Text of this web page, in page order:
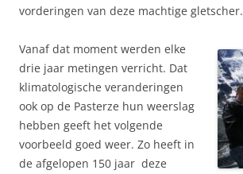
vorderingen van deze machtige gletscher.
Vanaf dat moment werden elke
drie jaar metingen verricht. Dat
klimatologische veranderingen
ook op de Pasterze hun weerslag
hebben geeft het volgende
voorbeeld goed weer. Zo heeft in
de afgelopen 150 jaar deze